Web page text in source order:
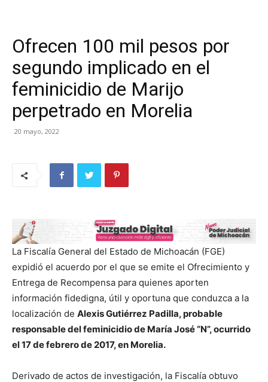
Ofrecen 100 mil pesos por
segundo implicado en el
feminicidio de Marijo
perpetrado en Morelia
20 mayo, 2022
La Fiscalía General del Estado de Michoacán (FGE)
expidió el acuerdo por el que se emite el Ofrecimiento y
Entrega de Recompensa para quienes aporten
información fidedigna, útil y oportuna que conduzca a la
localización de Alexis Gutiérrez Padilla, probable
responsable del feminicidio de María José “N”, ocurrido
el 17 de febrero de 2017, en Morelia.
Derivado de actos de investigación, la Fiscalía obtuvo